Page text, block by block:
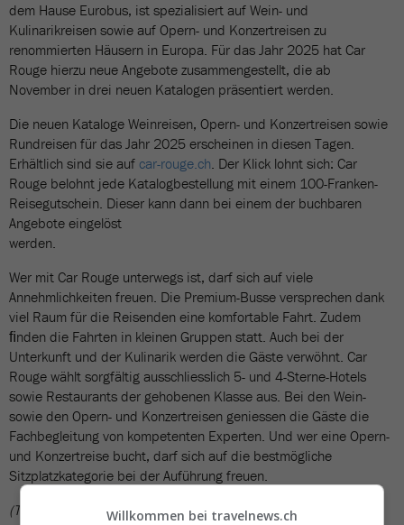
dem Hause Eurobus, ist spezialisiert auf Wein- und
Kulinarikreisen sowie auf Opern- und Konzertreisen zu
renommierten Häusern in Europa. Für das Jahr 2025 hat Car
Rouge hierzu neue Angebote zusammengestellt, die ab
November in drei neuen Katalogen präsentiert werden.
Die neuen Kataloge Weinreisen, Opern- und Konzertreisen sowie
Rundreisen für das Jahr 2025 erscheinen in diesen Tagen.
Erhältlich sind sie auf car-rouge.ch. Der Klick lohnt sich: Car
Rouge belohnt jede Katalogbestellung mit einem 100-Franken-
Reisegutschein. Dieser kann dann bei einem der buchbaren
Angebote eingelöst
werden.
Wer mit Car Rouge unterwegs ist, darf sich auf viele
Annehmlichkeiten freuen. Die Premium-Busse versprechen dank
viel Raum für die Reisenden eine komfortable Fahrt. Zudem
ﬁnden die Fahrten in kleinen Gruppen statt. Auch bei der
Unterkunft und der Kulinarik werden die Gäste verwöhnt. Car
Rouge wählt sorgfältig ausschliesslich 5- und 4-Sterne-Hotels
sowie Restaurants der gehobenen Klasse aus. Bei den Wein-
sowie den Opern- und Konzertreisen geniessen die Gäste die
Fachbegleitung von kompetenten Experten. Und wer eine Opern-
und Konzertreise bucht, darf sich auf die bestmögliche
Sitzplatzkategorie bei der Auführung freuen.
(TN)
Willkommen bei travelnews.ch